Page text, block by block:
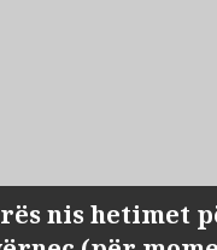
nis hetimet